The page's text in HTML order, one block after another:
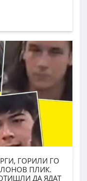
ГОРИЛИ ГО
ПЛИК.
ДА ЯДАТ